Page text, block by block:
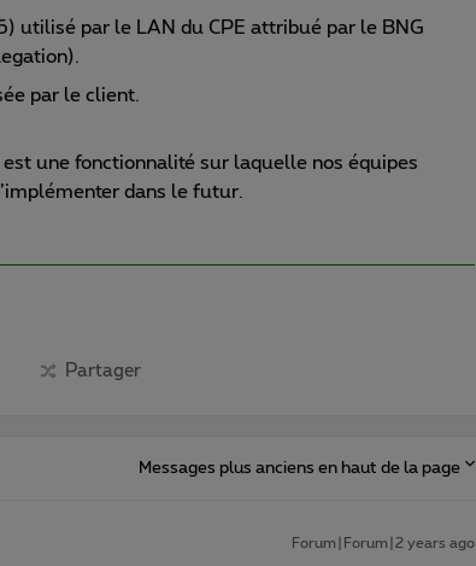
par le LAN du CPE attribué par le BNG
par le client.
est une fonctionnalité sur laquelle nos équipes
dans le futur.
Partager
Messages plus anciens en haut de la page
Forum|Forum|2 years ago